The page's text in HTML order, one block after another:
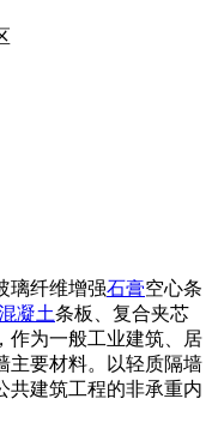
璃纤维增强石膏空心条
凝土条板、复合夹芯
作为一般工业建筑、居
主要材料。以轻质隔墙
共建筑工程的非承重内